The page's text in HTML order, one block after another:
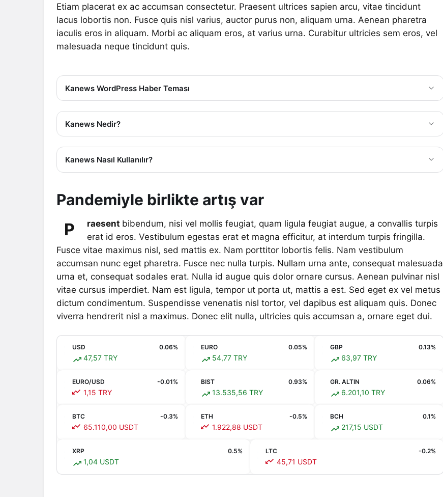
Etiam placerat ex ac accumsan consectetur. Praesent ultrices sapien arcu, vitae tincidunt
lacus lobortis non. Fusce quis nisl varius, auctor purus non, aliquam urna. Aenean pharetra
iaculis eros in aliquam. Morbi ac aliquam eros, at varius urna. Curabitur ultricies sem eros, vel
malesuada neque tincidunt quis.
Kanews WordPress Haber Teması
Kanews Nedir?
Kanews Nasıl Kullanılır?
Pandemiyle birlikte artış var
P raesent bibendum, nisi vel mollis feugiat, quam ligula feugiat augue, a convallis turpis
erat id eros. Vestibulum egestas erat et magna efficitur, at interdum turpis fringilla.
Fusce vitae maximus nisl, sed mattis ex. Nam porttitor lobortis felis. Nam vestibulum
accumsan nunc eget pharetra. Fusce nec nulla turpis. Nullam urna ante, consequat malesuada
urna et, consequat sodales erat. Nulla id augue quis dolor ornare cursus. Aenean pulvinar nisl
vitae cursus imperdiet. Nam est ligula, tempor ut porta ut, mattis a est. Sed eget ex vel metus
dictum condimentum. Suspendisse venenatis nisl tortor, vel dapibus est aliquam quis. Donec
viverra hendrerit nisl a maximus. Donec elit nulla, ultricies quis accumsan a, ornare eget dui.
USD 0.06%
47,57 TRY
EURO 0.05%
54,77 TRY
GBP 0.13%
63,97 TRY
EURO/USD -0.01%
1,15 TRY
BIST 0.93%
13.535,56 TRY
GR. ALTIN 0.06%
6.201,10 TRY
BTC -0.3%
65.110,00 USDT
ETH -0.5%
1.922,88 USDT
BCH 0.1%
217,15 USDT
XRP 0.5%
1,04 USDT
LTC -0.2%
45,71 USDT